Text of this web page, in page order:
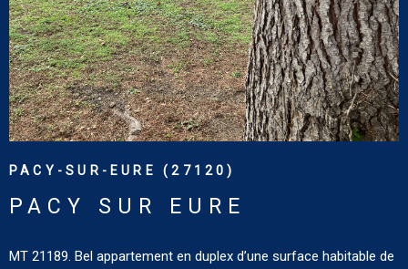
PACY-SUR-EURE (27120)
PACY SUR EURE
MT 21189. Bel appartement en duplex d’une surface habitable de